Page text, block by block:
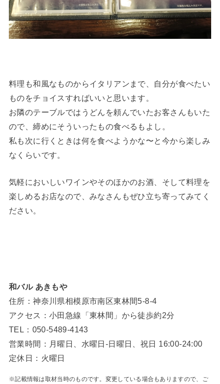
料理も和風なものからイタリアンまで、自分が食べたい
ものをチョイスすればいいと思います。
お隣のテーブルではうどんを頼んでいたお客さんもいた
ので、締めにそういったもの食べるもよし。
私も次に行くときは何を食べようかな〜と今から楽しみ
なくらいです。
気軽においしいワインやそのほかのお酒、そして料理を
楽しめるお店なので、みなさんもぜひ立ち寄ってみてく
ださい。
和バル あきもや
住所：神奈川県相模原市南区東林間5-8-4
アクセス：小田急線「東林間」から徒歩約2分
TEL：050-5489-4143
営業時間：月曜日、水曜日-日曜日、祝日 16:00-24:00
定休日：火曜日
※記載情報は取材当時のものです。変更している場合もありますので、ご